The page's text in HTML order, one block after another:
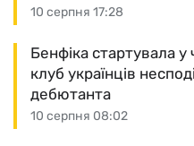
10 серпня 17:28
10 серпня 08:02
Бенфіка стартувала у
клуб українців
дебютанта